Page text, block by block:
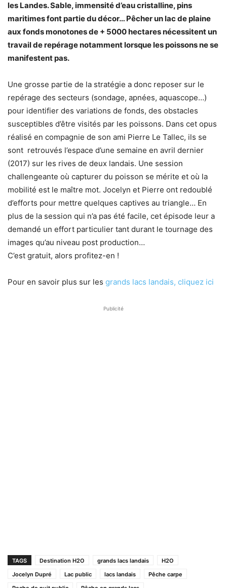
les Landes. Sable, immensité d’eau cristalline, pins
maritimes font partie du décor… Pêcher un lac de plaine
aux fonds monotones de + 5000 hectares nécessitent un
travail de repérage notamment lorsque les poissons ne se
manifestent pas.
Une grosse partie de la stratégie a donc reposer sur le
repérage des secteurs (sondage, apnées, aquascope…)
pour identifier des variations de fonds, des obstacles
susceptibles d’être visités par les poissons. Dans cet opus
réalisé en compagnie de son ami Pierre Le Tallec, ils se
sont retrouvés l’espace d’une semaine en avril dernier
(2017) sur les rives de deux landais. Une session
challengeante où capturer du poisson se mérite et où la
mobilité est le maître mot. Jocelyn et Pierre ont redoublé
d’efforts pour mettre quelques captives au triangle… En
plus de la session qui n’a pas été facile, cet épisode leur a
demandé un effort particulier tant durant le tournage des
images qu’au niveau post production…
C’est gratuit, alors profitez-en !
Pour en savoir plus sur les grands lacs landais, cliquez ici
Publicité
TAGS Destination H2O grands lacs landais
H2O
Jocelyn Dupré
Lac public lacs landais
Pêche carpe